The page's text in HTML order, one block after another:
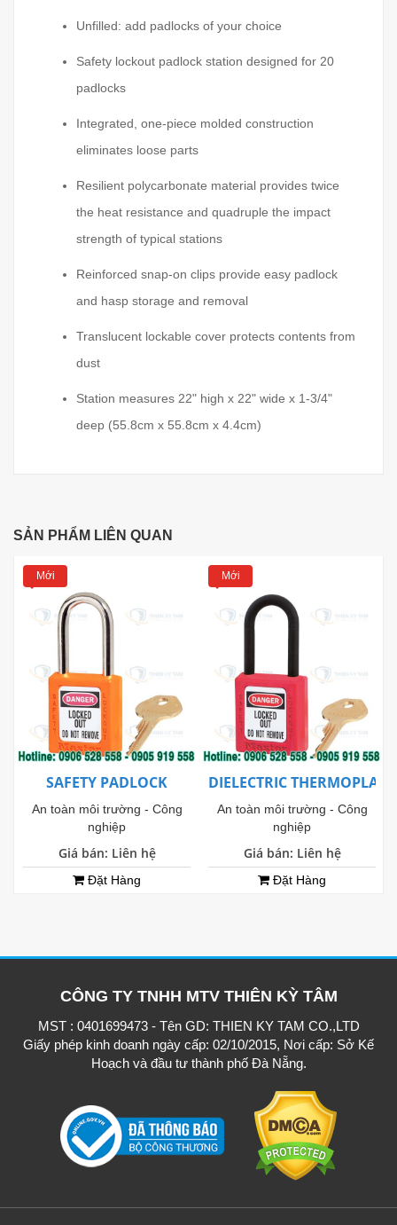
Unfilled: add padlocks of your choice
Safety lockout padlock station designed for 20
padlocks
Integrated, one-piece molded construction
eliminates loose parts
Resilient polycarbonate material provides twice
the heat resistance and quadruple the impact
strength of typical stations
Reinforced snap-on clips provide easy padlock
and hasp storage and removal
Translucent lockable cover protects contents from
dust
Station measures 22" high x 22" wide x 1-3/4"
deep (55.8cm x 55.8cm x 4.4cm)
SẢN PHẨM LIÊN QUAN
Mới
SAFETY PADLOCK
An toàn môi trường - Công
nghiệp
Giá bán: Liên hệ
Đặt Hàng
Mới
DIELECTRIC
An toàn môi trường - Công
nghiệp
Giá bán: Liên hệ
Đặt Hàng
CÔNG TY TNHH MTV THIÊN KỲ TÂM
MST : 0401699473 - Tên GD: THIEN KY TAM CO.,LTD
Giấy phép kinh doanh ngày cấp: 02/10/2015, Nơi cấp: Sở Kế
Hoạch và đầu tư thành phố Đà Nẵng.